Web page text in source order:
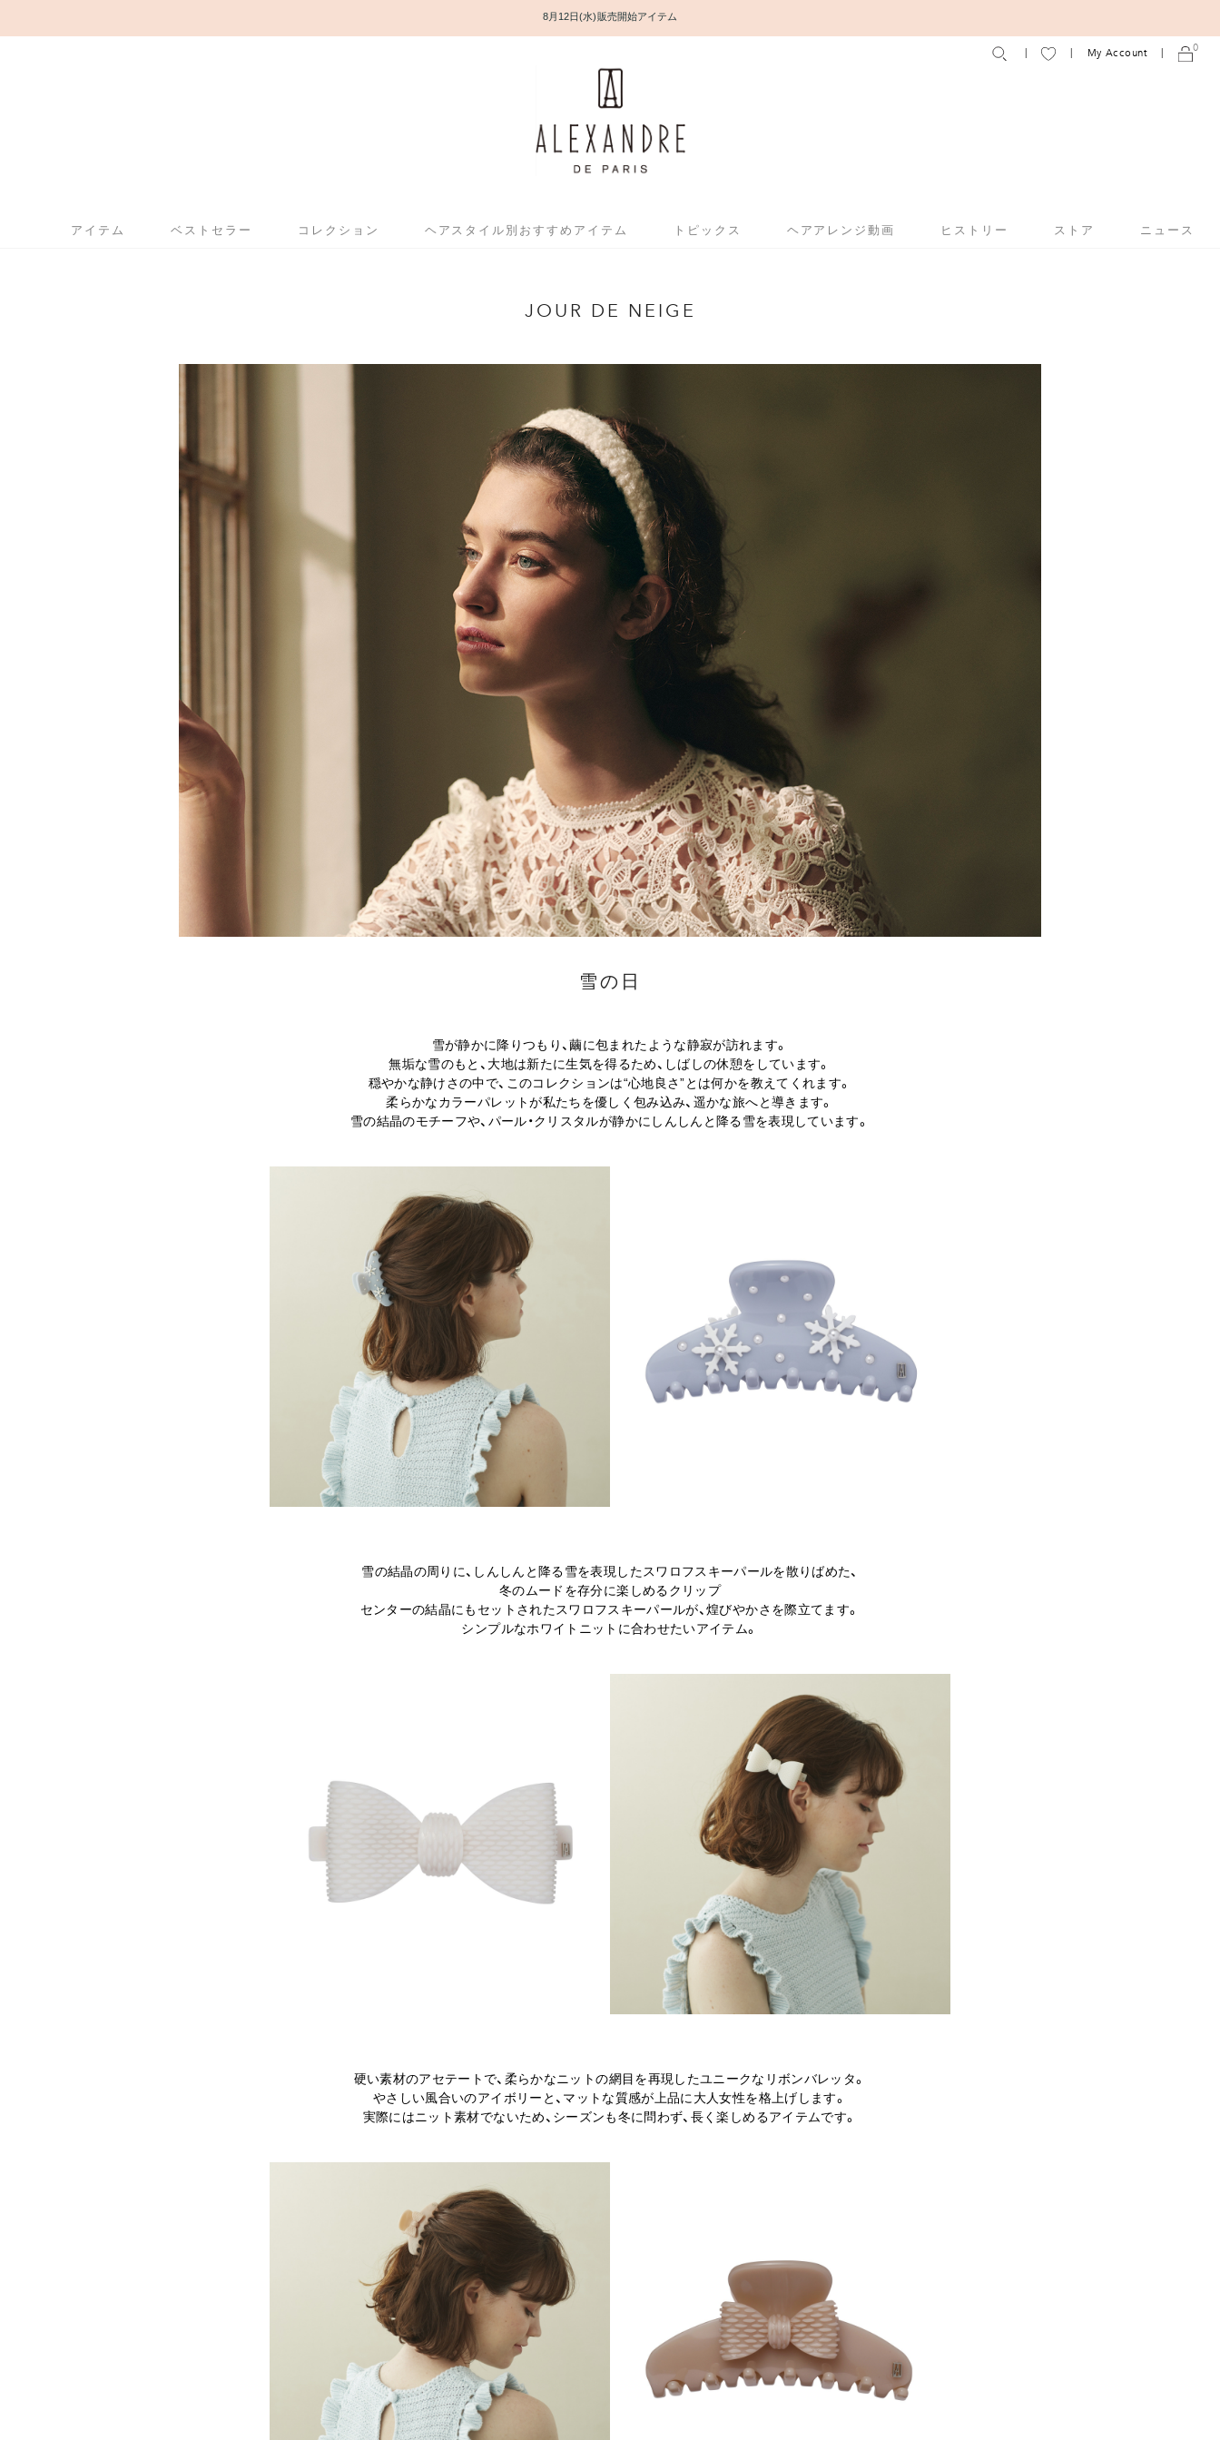
アイテム ベストセラー コレクション ヘアスタイル別おすすめアイテム トピックス ヘアアレンジ動画 ヒストリー ストア ニュース
My Account 0
JOUR DE NEIGE
雪の日
雪が静かに降りつもり、繭に包まれたような静寂が訪れます。
無垢な雪のもと、大地は新たに生気を得るため、しばしの休憩をしています。
穏やかな静けさの中で、このコレクションは“心地良さ”とは何かを教えてくれます。
柔らかなカラーパレットが私たちを優しく包み込み、遥かな旅へと導きます。
雪の結晶のモチーフや、パール・クリスタルが静かにしんしんと降る雪を表現しています。
雪の結晶の周りに、しんしんと降る雪を表現したスワロフスキーパールを散りばめた、
冬のムードを存分に楽しめるクリップ
センターの結晶にもセットされたスワロフスキーパールが、煌びやかさを際立てます。
シンプルなホワイトニットに合わせたいアイテム。
硬い素材のアセテートで、柔らかなニットの網目を再現したユニークなリボンバレッタ。
やさしい風合いのアイボリーと、マットな質感が上品に大人女性を格上げします。
実際にはニット素材でないため、シーズンも冬に問わず、長く楽しめるアイテムです。